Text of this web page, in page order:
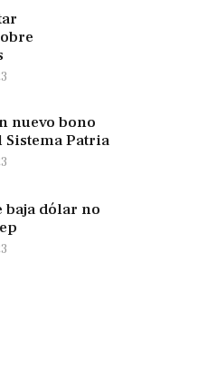
nuevo bono
Sistema Patria
baja dólar no